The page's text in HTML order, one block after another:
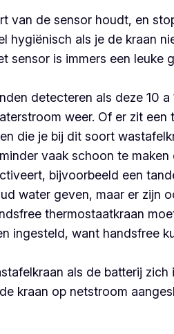
van de sensor houdt, en
als je de kraan
sensor is immers een
detecteren als deze 10
weer. Of er zit
die je bij dit soort
vaak schoon te
bijvoorbeeld een
water geven, maar er zijn
thermostaatkraan
ingesteld, want handsfree
als de batterij
kraan op netstroom